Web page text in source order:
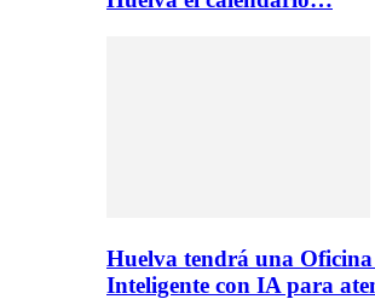
Huelva tendrá una
Inteligente con IA para